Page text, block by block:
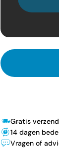
Gratis
14 dagen
Vragen of